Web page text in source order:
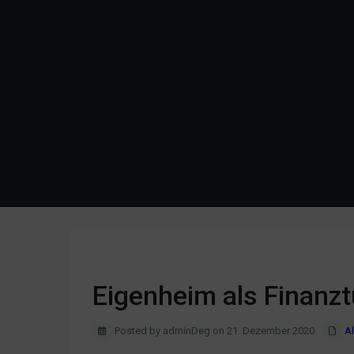
Eigenheim als
Posted by adminDeg on 21. Dezember 2020